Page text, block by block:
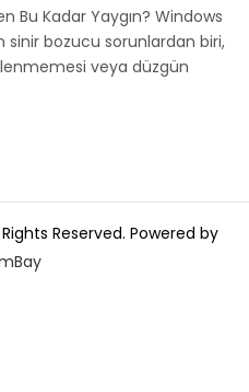
Bu Kadar Yaygın? Windows
sinir bozucu sorunlardan biri,
veya düzgün
Reserved. Powered by